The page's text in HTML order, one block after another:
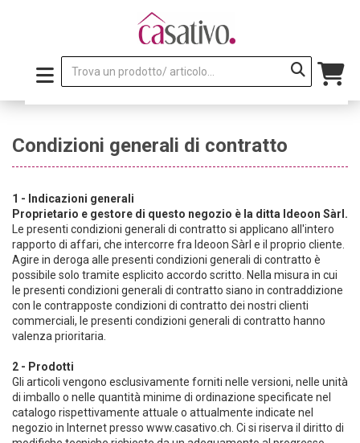
Condizioni generali di contratto
1 - Indicazioni generali
Proprietario e gestore di questo negozio è la ditta Ideoon Sàrl.
Le presenti condizioni generali di contratto si applicano all'intero
rapporto di affari, che intercorre fra Ideoon Sàrl e il proprio cliente.
Agire in deroga alle presenti condizioni generali di contratto è
possibile solo tramite esplicito accordo scritto. Nella misura in cui
le presenti condizioni generali di contratto siano in contraddizione
con le contrapposte condizioni di contratto dei nostri clienti
commerciali, le presenti condizioni generali di contratto hanno
valenza prioritaria.
2 - Prodotti
Gli articoli vengono esclusivamente forniti nelle versioni, nelle unità
di imballo o nelle quantità minime di ordinazione specificate nel
catalogo rispettivamente attuale o attualmente indicate nel
negozio in Internet presso www.casativo.ch. Ci si riserva il diritto di